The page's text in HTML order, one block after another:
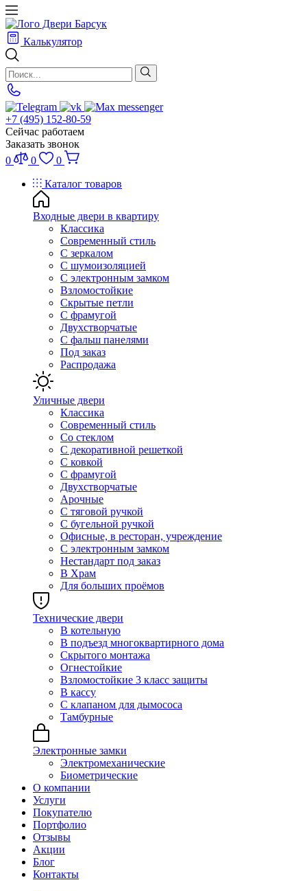
Калькулятор
+7 (495) 152-80-59
Сейчас работаем
Заказать звонок
0
0
0
Каталог товаров
Входные двери в квартиру
Классика
Современный стиль
С зеркалом
С шумоизоляцией
С электронным замком
Взломостойкие
Скрытые петли
С фрамугой
Двухстворчатые
С фальш панелями
Под заказ
Распродажа
Уличные двери
Классика
Современный стиль
Со стеклом
С декоративной решеткой
С ковкой
С фрамугой
Двухстворчатые
Арочные
С тяговой ручкой
С бугельной ручкой
Офисные, в ресторан, учреждение
С электронным замком
Нестандарт под заказ
В Храм
Для больших проёмов
Технические двери
В котельную
В подъезд многоквартирного дома
Скрытого монтажа
Огнестойкие
Взломостойкие 3 класс защиты
В кассу
С клапаном для дымососа
Тамбурные
Электронные замки
Электромеханические
Биометрические
О компании
Услуги
Покупателю
Портфолио
Отзывы
Акции
Блог
Контакты